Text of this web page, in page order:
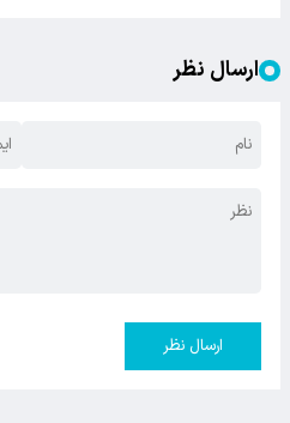
ارسال نظر
ارسال نظر